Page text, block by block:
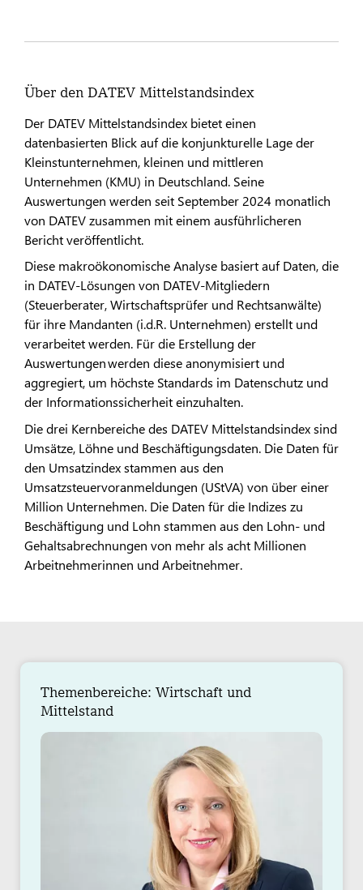
Über den DATEV Mittelstandsindex
Der DATEV Mittelstandsindex bietet einen
datenbasierten Blick auf die konjunkturelle Lage der
Kleinstunternehmen, kleinen und mittleren
Unternehmen (KMU) in Deutschland. Seine
Auswertungen werden seit September 2024 monatlich
von DATEV zusammen mit einem ausführlicheren
Bericht veröffentlicht.
Diese makroökonomische Analyse basiert auf Daten, die
in DATEV-Lösungen von DATEV-Mitgliedern
(Steuerberater, Wirtschaftsprüfer und Rechtsanwälte)
für ihre Mandanten (i.d.R. Unternehmen) erstellt und
verarbeitet werden. Für die Erstellung der
Auswertungen werden diese anonymisiert und
aggregiert, um höchste Standards im Datenschutz und
der Informationssicherheit einzuhalten.
Die drei Kernbereiche des DATEV Mittelstandsindex sind
Umsätze, Löhne und Beschäftigungsdaten. Die Daten für
den Umsatzindex stammen aus den
Umsatzsteuervoranmeldungen (UStVA) von über einer
Million Unternehmen. Die Daten für die Indizes zu
Beschäftigung und Lohn stammen aus den Lohn- und
Gehaltsabrechnungen von mehr als acht Millionen
Arbeitnehmerinnen und Arbeitnehmer.
Themenbereiche: Wirtschaft und
Mittelstand